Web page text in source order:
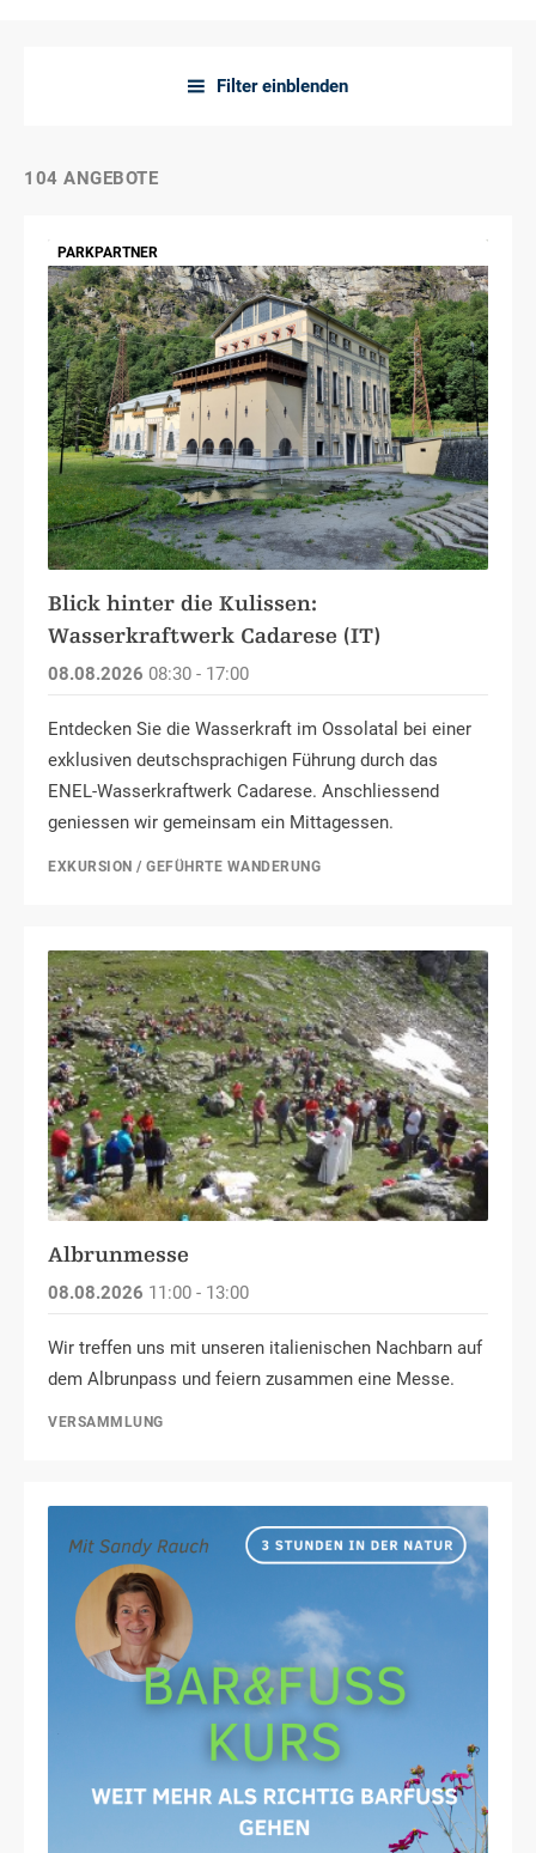
a Filter einblenden
104 ANGEBOTE
PARKPARTNER
Blick hinter die Kulissen:
Wasserkraftwerk Cadarese (IT)
08.08.2026 08:30 - 17:00
Entdecken Sie die Wasserkraft im Ossolatal bei einer
exklusiven deutschsprachigen Führung durch das
ENEL-Wasserkraftwerk Cadarese. Anschliessend
geniessen wir gemeinsam ein Mittagessen.
EXKURSION / GEFÜHRTE WANDERUNG
Albrunmesse
08.08.2026 11:00 - 13:00
Wir treffen uns mit unseren italienischen Nachbarn auf
dem Albrunpass und feiern zusammen eine Messe.
VERSAMMLUNG